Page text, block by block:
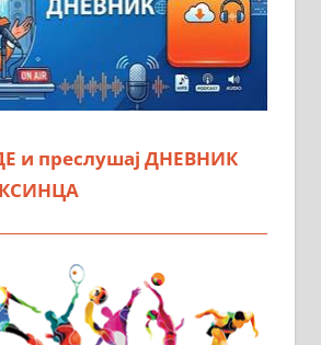
и преслушај ДНЕВНИК